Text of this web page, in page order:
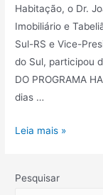
Habitação, o Dr.
Imobiliário e
Sul-RS e Vice-
do Sul, participou
DO PROGRAMA
dias …
Leia mais »
Pesquisar